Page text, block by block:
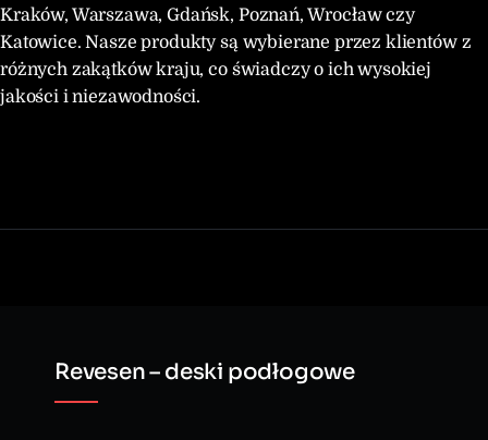
Kraków, Warszawa, Gdańsk, Poznań, Wrocław czy
Katowice. Nasze produkty są wybierane przez klientów z
różnych zakątków kraju, co świadczy o ich wysokiej
jakości i niezawodności.
Revesen – deski podłogowe